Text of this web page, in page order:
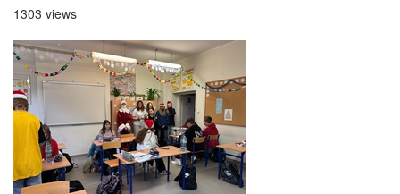
1303 views